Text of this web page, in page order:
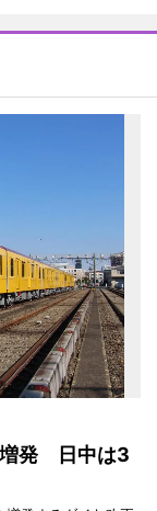
増発 日中は3